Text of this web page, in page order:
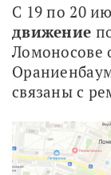
С 19 по 20
движение
Ломоносове
связаны с